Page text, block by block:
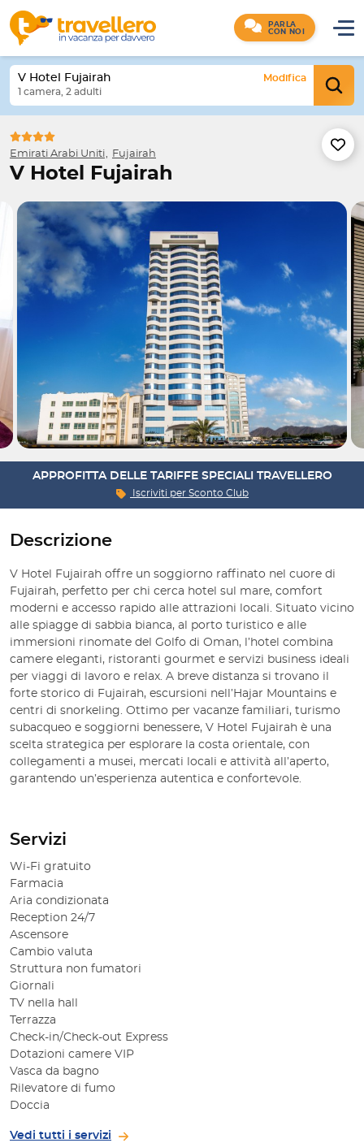
PARLA
CON NOI
V Hotel Fujairah
Modifica
1 camera, 2 adulti
Emirati Arabi Uniti Fujairah
V Hotel Fujairah
APPROFITTA DELLE TARIFFE SPECIALI TRAVELLERO
Iscriviti per Sconto Club
Descrizione
V Hotel Fujairah offre un soggiorno raffinato nel cuore di
Fujairah, perfetto per chi cerca hotel sul mare, comfort
moderni e accesso rapido alle attrazioni locali. Situato vicino
alle spiagge di sabbia bianca, al porto turistico e alle
immersioni rinomate del Golfo di Oman, l’hotel combina
camere eleganti, ristoranti gourmet e servizi business ideali
per viaggi di lavoro e relax. A breve distanza si trovano il
forte storico di Fujairah, escursioni nell’Hajar Mountains e
centri di snorkeling. Ottimo per vacanze familiari, turismo
subacqueo e soggiorni benessere, V Hotel Fujairah è una
scelta strategica per esplorare la costa orientale, con
collegamenti a musei, mercati locali e attività all’aperto,
garantendo un’esperienza autentica e confortevole.
Servizi
Wi-Fi gratuito
Farmacia
Aria condizionata
Reception 24/7
Ascensore
Cambio valuta
Struttura non fumatori
Giornali
TV nella hall
Terrazza
Check-in/Check-out Express
Dotazioni camere VIP
Vasca da bagno
Rilevatore di fumo
Doccia
Vedi tutti i servizi